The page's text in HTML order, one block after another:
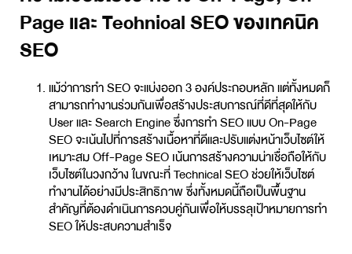
Page และ Technical SEO ของเทคนิค
SEO
แม้ว่าการทำ SEO จะแบ่งออก 3 องค์ประกอบหลัก แต่ทั้งหมดก็
สามารถทำงานร่วมกันเพื่อสร้างประสบการณ์ที่ดีที่สุดให้กับ
User และ Search Engine ซึ่งการทำ SEO แบบ On-Page
SEO จะเน้นไปที่การสร้างเนื้อหาที่ดีและปรับแต่งหน้าเว็บไซต์ให้
เหมาะสม Off-Page SEO เน้นการสร้างความน่าเชื่อถือให้กับ
เว็บไซต์ในวงกว้าง ในขณะที่ Technical SEO ช่วยให้เว็บไซต์
ทำงานได้อย่างมีประสิทธิภาพ ซึ่งทั้งหมดนี้ถือเป็นพื้นฐาน
สำคัญที่ต้องดำเนินการควบคู่กันเพื่อให้บรรลุเป้าหมายการทำ
SEO ให้ประสบความสำเร็จ